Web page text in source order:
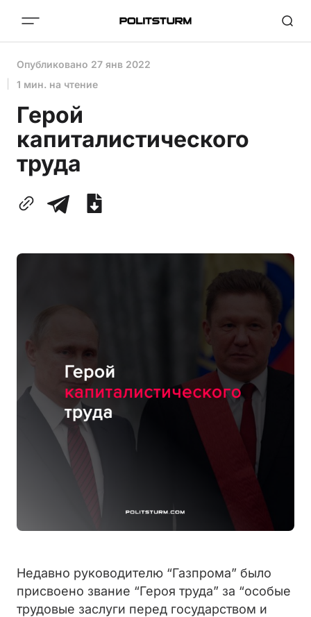
Опубликовано 27 янв 2022
1 мин. на чтение
Герой
капиталистического
труда
Недавно руководителю “Газпрома” было
присвоено звание “Героя труда” за “особые
трудовые заслуги перед государством и